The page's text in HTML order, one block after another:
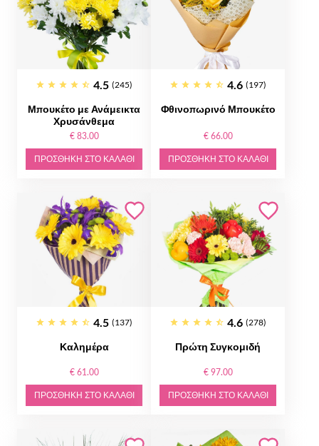
4.5 (245)
Μπουκέτο με Ανάμεικτα
Χρυσάνθεμα
€ 83.00
ΠΡΟΣΘΉΚΗ ΣΤΟ ΚΑΛΆΘΙ
4.6 (197)
Φθινοπωρινό Μπουκέτο
€ 66.00
ΠΡΟΣΘΉΚΗ ΣΤΟ ΚΑΛΆΘΙ
4.5 (137)
Καλημέρα
€ 61.00
ΠΡΟΣΘΉΚΗ ΣΤΟ ΚΑΛΆΘΙ
4.6 (278)
Πρώτη Συγκομιδή
€ 97.00
ΠΡΟΣΘΉΚΗ ΣΤΟ ΚΑΛΆΘΙ